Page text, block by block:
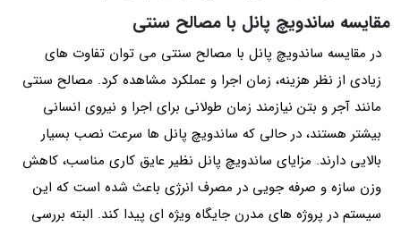
مقایسه ساندویچ پانل با مصالح سنتی
در مقایسه ساندویچ پانل با مصالح سنتی می توان تفاوت های
زیادی از نظر هزینه، زمان اجرا و عملکرد مشاهده کرد. مصالح سنتی
مانند آجر و بتن نیازمند زمان طولانی برای اجرا و نیروی انسانی
بیشتر هستند، در حالی که ساندویچ پانل ها سرعت نصب بسیار
بالایی دارند. مزایای ساندویچ پانل نظیر عایق کاری مناسب، کاهش
وزن سازه و صرفه جویی در مصرف انرژی باعث شده است که این
سیستم در پروژه های مدرن جایگاه ویژه ای پیدا کند. البته بررسی